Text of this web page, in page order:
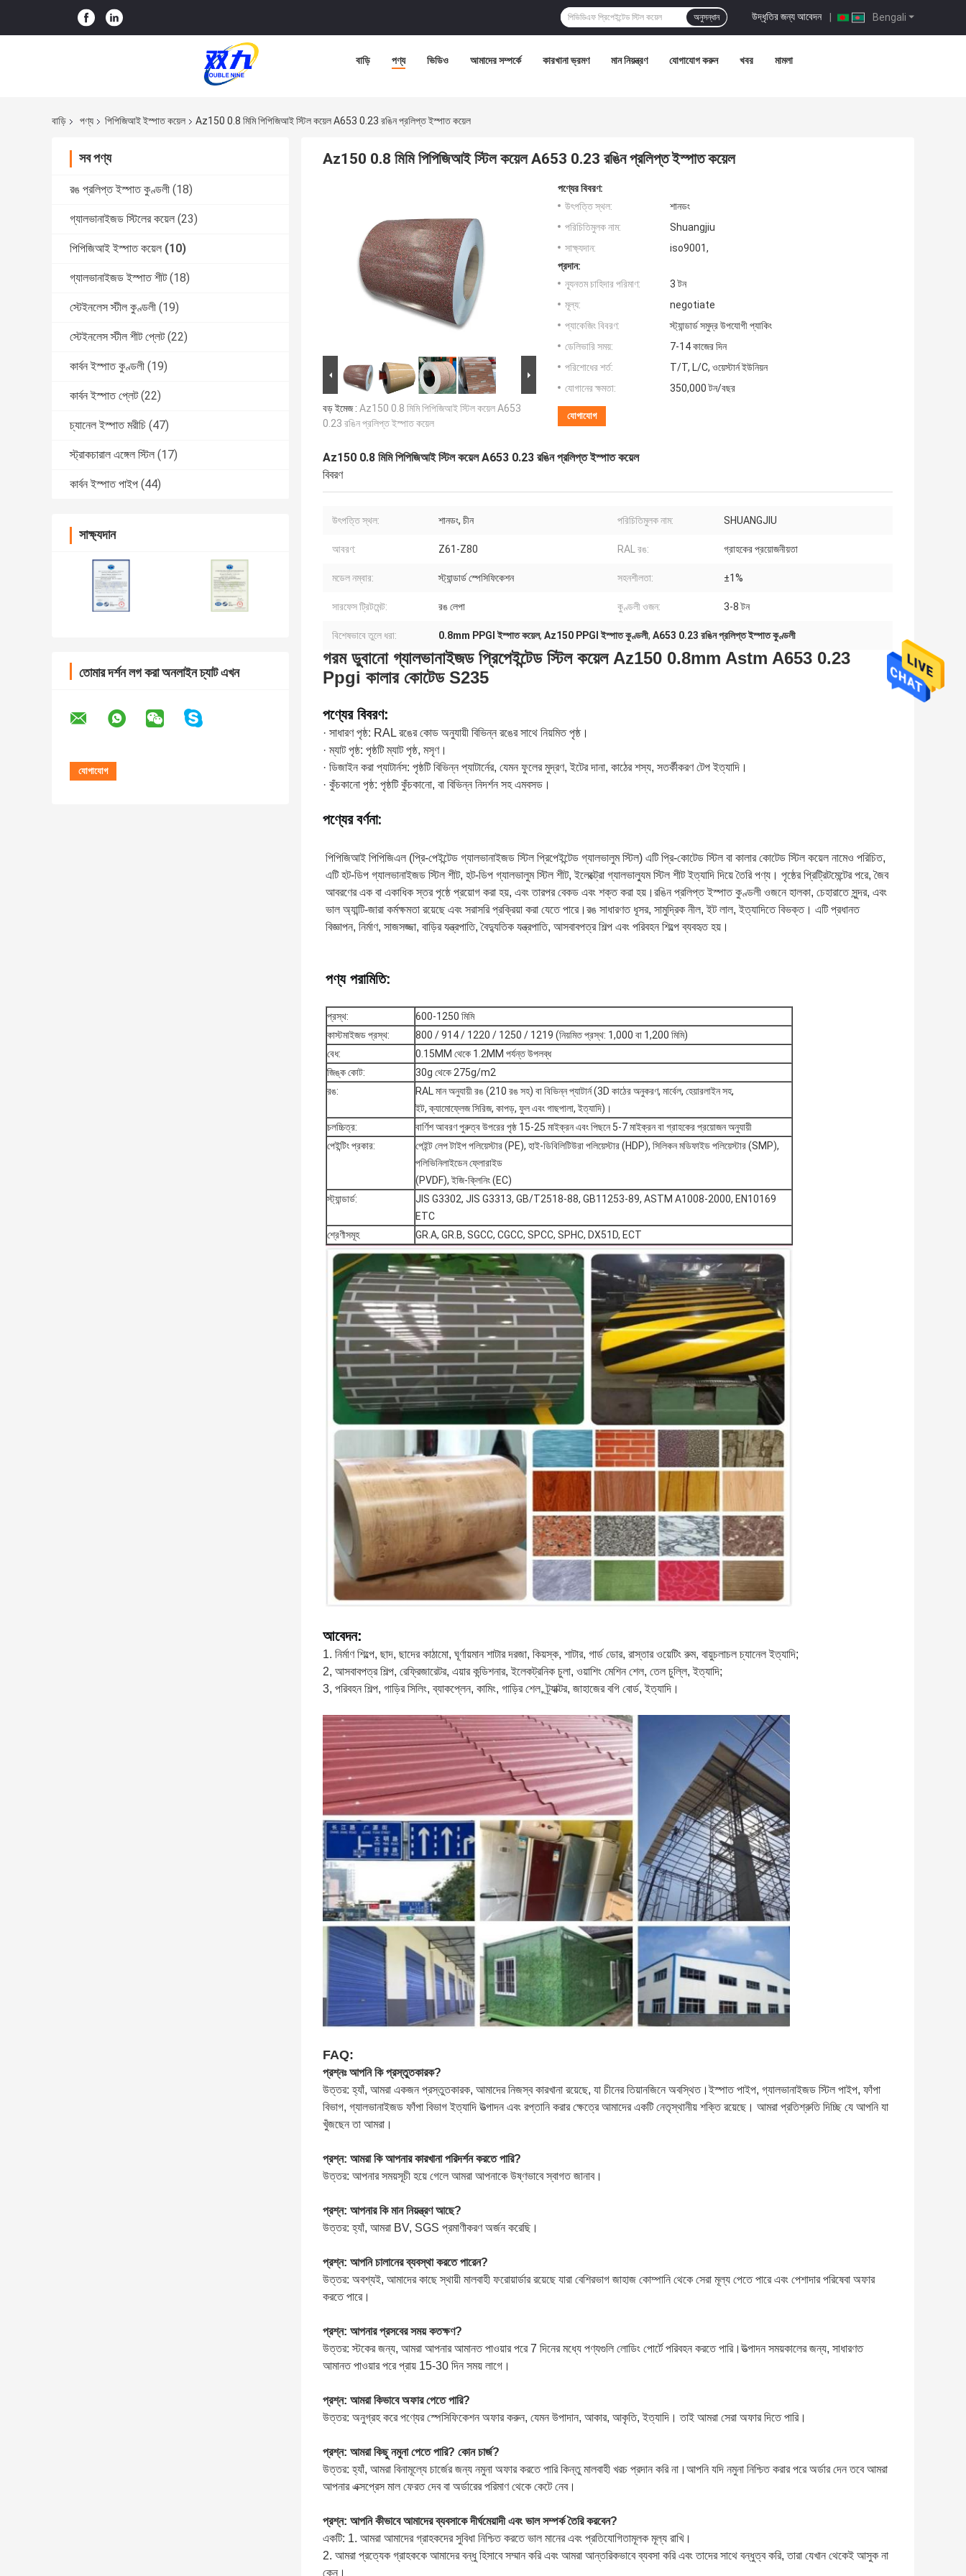
Bengali
উদ্ধৃতির জন্য আবেদন |
অনুসন্ধান
বাড়ি পণ্য ভিডিও আমাদের সম্পর্কে কারখানা ভ্রমণ মান নিয়ন্ত্রণ যোগাযোগ করুন খবর মামলা
বাড়ি পণ্য পিপিজিআই ইস্পাত কয়েল Az150 0.8 মিমি পিপিজিআই স্টিল কয়েল A653 0.23 রঙিন প্রলিপ্ত ইস্পাত কয়েল
সব পণ্য
রঙ প্রলিপ্ত ইস্পাত কুণ্ডলী (18)
গ্যালভানাইজড স্টিলের কয়েল (23)
পিপিজিআই ইস্পাত কয়েল (10)
গ্যালভানাইজড ইস্পাত শীট (18)
স্টেইনলেস স্টীল কুণ্ডলী (19)
স্টেইনলেস স্টীল শীট প্লেট (22)
কার্বন ইস্পাত কুণ্ডলী (19)
কার্বন ইস্পাত প্লেট (22)
চ্যানেল ইস্পাত মরীচি (47)
স্ট্রাকচারাল এঙ্গেল স্টিল (17)
কার্বন ইস্পাত পাইপ (44)
সাক্ষ্যদান
তোমার দর্শন লগ করা অনলাইন চ্যাট এখন
Az150 0.8 মিমি পিপিজিআই স্টিল কয়েল A653 0.23 রঙিন প্রলিপ্ত ইস্পাত কয়েল
বড় ইমেজ : Az150 0.8 মিমি পিপিজিআই স্টিল কয়েল A653
0.23 রঙিন প্রলিপ্ত ইস্পাত কয়েল
পণ্যের বিবরণ:
উৎপত্তি স্থল:
শানডং
পরিচিতিমুলক নাম:
Shuangjiu
সাক্ষ্যদান:
iso9001,
প্রদান:
ন্যূনতম চাহিদার পরিমাণ:
3 টন
মূল্য:
negotiate
প্যাকেজিং বিবরণ:
স্ট্যান্ডার্ড সমুদ্র উপযোগী প্যাকিং
ডেলিভারি সময়:
7-14 কাজের দিন
পরিশোধের শর্ত:
T/T, L/C, ওয়েস্টার্ন ইউনিয়ন
যোগানের ক্ষমতা:
350,000 টন/বছর
যোগাযোগ
Az150 0.8 মিমি পিপিজিআই স্টিল কয়েল A653 0.23 রঙিন প্রলিপ্ত ইস্পাত কয়েল
বিবরণ
উৎপত্তি স্থল: শানডং, চীন পরিচিতিমুলক নাম: SHUANGJIU
আবরণ: Z61-Z80 RAL রঙ: গ্রাহকের প্রয়োজনীয়তা
মডেল নম্বার: স্ট্যান্ডার্ড স্পেসিফিকেশন সহনশীলতা: ±1%
সারফেস ট্রিটমেন্ট: রঙ লেপা কুণ্ডলী ওজন: 3-8 টন
বিশেষভাবে তুলে ধরা: 0.8mm PPGI ইস্পাত কয়েল, Az150 PPGI ইস্পাত কুণ্ডলী, A653 0.23 রঙিন প্রলিপ্ত ইস্পাত কুণ্ডলী
গরম ডুবানো গ্যালভানাইজড প্রিপেইন্টেড স্টিল কয়েল Az150 0.8mm Astm A653 0.23
Ppgi কালার কোটেড S235
পণ্যের বিবরণ:
· সাধারণ পৃষ্ঠ: RAL রঙের কোড অনুযায়ী বিভিন্ন রঙের সাথে নিয়মিত পৃষ্ঠ।
· ম্যাট পৃষ্ঠ: পৃষ্ঠটি ম্যাট পৃষ্ঠ, মসৃণ।
· ডিজাইন করা প্যাটার্নস: পৃষ্ঠটি বিভিন্ন প্যাটার্নের, যেমন ফুলের মুদ্রণ, ইটের দানা, কাঠের শস্য, সতর্কীকরণ টেপ ইত্যাদি।
· কুঁচকানো পৃষ্ঠ: পৃষ্ঠটি কুঁচকানো, বা বিভিন্ন নিদর্শন সহ এমবসড।
পণ্যের বর্ণনা:
পিপিজিআই পিপিজিএল (প্রি-পেইন্টেড গ্যালভানাইজড স্টিল প্রিপেইন্টেড গ্যালভালুম স্টিল) এটি প্রি-কোটেড স্টিল বা কালার কোটেড স্টিল কয়েল নামেও পরিচিত,
এটি হট-ডিপ গ্যালভানাইজড স্টিল শীট, হট-ডিপ গ্যালভালুম স্টিল শীট, ইলেক্ট্রো গ্যালভাল্যুম স্টিল শীট ইত্যাদি দিয়ে তৈরি পণ্য। পৃষ্ঠের প্রিট্রিটমেন্টের পরে, জৈব
আবরণের এক বা একাধিক স্তর পৃষ্ঠে প্রয়োগ করা হয়, এবং তারপর বেকড এবং শক্ত করা হয়।রঙিন প্রলিপ্ত ইস্পাত কুণ্ডলী ওজনে হালকা, চেহারাতে সুন্দর, এবং
ভাল অ্যান্টি-জারা কর্মক্ষমতা রয়েছে এবং সরাসরি প্রক্রিয়া করা যেতে পারে।রঙ সাধারণত ধূসর, সামুদ্রিক নীল, ইট লাল, ইত্যাদিতে বিভক্ত। এটি প্রধানত
বিজ্ঞাপন, নির্মাণ, সাজসজ্জা, বাড়ির যন্ত্রপাতি, বৈদ্যুতিক যন্ত্রপাতি, আসবাবপত্র শিল্প এবং পরিবহন শিল্পে ব্যবহৃত হয়।
পণ্য পরামিতি:
প্রস্থ:
600-1250 মিমি
কাস্টমাইজড প্রস্থ:
800 / 914 / 1220 / 1250 / 1219 (নিয়মিত প্রস্থ: 1,000 বা 1,200 মিমি)
বেধ:
0.15MM থেকে 1.2MM পর্যন্ত উপলব্ধ
জিঙ্ক কোট:
30g থেকে 275g/m2
রঙ:
RAL মান অনুযায়ী রঙ (210 রঙ সহ) বা বিভিন্ন প্যাটার্ন (3D কাঠের অনুকরণ, মার্বেল, হেয়ারলাইন সহ,
ইট, ক্যামোফ্লেজ সিরিজ, কাপড়, ফুল এবং গাছপালা, ইত্যাদি)।
চলচ্চিত্র:
বার্ণিশ আবরণ পুরুত্ব উপরের পৃষ্ঠ 15-25 মাইক্রন এবং পিছনে 5-7 মাইক্রন বা গ্রাহকের প্রয়োজন অনুযায়ী
পেইন্টিং প্রকার:
পেইন্ট লেপ টাইপ পলিয়েস্টার (PE), হাই-ডিবিলিটিউরা পলিয়েস্টার (HDP), সিলিকন মডিফাইড পলিয়েস্টার (SMP),
পলিভিনিলাইডেন ফ্লোরাইড
(PVDF), ইজি-ক্লিনিং (EC)
স্ট্যান্ডার্ড:
JIS G3302, JIS G3313, GB/T2518-88, GB11253-89, ASTM A1008-2000, EN10169
ETC
শ্রেণীসমূহ
GR.A, GR.B, SGCC, CGCC, SPCC, SPHC, DX51D, ECT
আবেদন:
1. নির্মাণ শিল্পে, ছাদ, ছাদের কাঠামো, ঘূর্ণায়মান শাটার দরজা, কিয়স্ক, শাটার, গার্ড ডোর, রাস্তার ওয়েটিং রুম, বায়ুচলাচল চ্যানেল ইত্যাদি;
2, আসবাবপত্র শিল্প, রেফ্রিজারেটর, এয়ার কন্ডিশনার, ইলেকট্রনিক চুলা, ওয়াশিং মেশিন শেল, তেল চুল্লি, ইত্যাদি;
3, পরিবহন শিল্প, গাড়ির সিলিং, ব্যাকপ্লেন, কামিং, গাড়ির শেল, ট্র্যাক্টর, জাহাজের বগি বোর্ড, ইত্যাদি।
FAQ:
প্রশ্নঃ আপনি কি প্রস্তুতকারক?
উত্তর: হ্যাঁ, আমরা একজন প্রস্তুতকারক, আমাদের নিজস্ব কারখানা রয়েছে, যা চীনের তিয়ানজিনে অবস্থিত।ইস্পাত পাইপ, গ্যালভানাইজড স্টিল পাইপ, ফাঁপা
বিভাগ, গ্যালভানাইজড ফাঁপা বিভাগ ইত্যাদি উত্পাদন এবং রপ্তানি করার ক্ষেত্রে আমাদের একটি নেতৃস্থানীয় শক্তি রয়েছে। আমরা প্রতিশ্রুতি দিচ্ছি যে আপনি যা
খুঁজছেন তা আমরা।
প্রশ্ন: আমরা কি আপনার কারখানা পরিদর্শন করতে পারি?
উত্তর: আপনার সময়সূচী হয়ে গেলে আমরা আপনাকে উষ্ণভাবে স্বাগত জানাব।
প্রশ্ন: আপনার কি মান নিয়ন্ত্রণ আছে?
উত্তর: হ্যাঁ, আমরা BV, SGS প্রমাণীকরণ অর্জন করেছি।
প্রশ্ন: আপনি চালানের ব্যবস্থা করতে পারেন?
উত্তর: অবশ্যই, আমাদের কাছে স্থায়ী মালবাহী ফরোয়ার্ডার রয়েছে যারা বেশিরভাগ জাহাজ কোম্পানি থেকে সেরা মূল্য পেতে পারে এবং পেশাদার পরিষেবা অফার
করতে পারে।
প্রশ্ন: আপনার প্রসবের সময় কতক্ষণ?
উত্তর: স্টকের জন্য, আমরা আপনার আমানত পাওয়ার পরে 7 দিনের মধ্যে পণ্যগুলি লোডিং পোর্টে পরিবহন করতে পারি।উত্পাদন সময়কালের জন্য, সাধারণত
আমানত পাওয়ার পরে প্রায় 15-30 দিন সময় লাগে।
প্রশ্ন: আমরা কিভাবে অফার পেতে পারি?
উত্তর: অনুগ্রহ করে পণ্যের স্পেসিফিকেশন অফার করুন, যেমন উপাদান, আকার, আকৃতি, ইত্যাদি। তাই আমরা সেরা অফার দিতে পারি।
প্রশ্ন: আমরা কিছু নমুনা পেতে পারি? কোন চার্জ?
উত্তর: হ্যাঁ, আমরা বিনামূল্যে চার্জের জন্য নমুনা অফার করতে পারি কিন্তু মালবাহী খরচ প্রদান করি না।আপনি যদি নমুনা নিশ্চিত করার পরে অর্ডার দেন তবে আমরা
আপনার এক্সপ্রেস মাল ফেরত দেব বা অর্ডারের পরিমাণ থেকে কেটে নেব।
প্রশ্ন: আপনি কীভাবে আমাদের ব্যবসাকে দীর্ঘমেয়াদী এবং ভাল সম্পর্ক তৈরি করবেন?
একটি: 1. আমরা আমাদের গ্রাহকদের সুবিধা নিশ্চিত করতে ভাল মানের এবং প্রতিযোগিতামূলক মূল্য রাখি।
2. আমরা প্রত্যেক গ্রাহককে আমাদের বন্ধু হিসাবে সম্মান করি এবং আমরা আন্তরিকভাবে ব্যবসা করি এবং তাদের সাথে বন্ধুত্ব করি, তারা যেখান থেকেই আসুক না
কেন।